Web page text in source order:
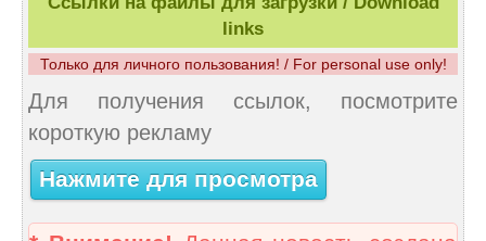
links
Только для личного пользования! / For personal use only!
Для получения ссылок, посмотрите
короткую рекламу
Нажмите для просмотра